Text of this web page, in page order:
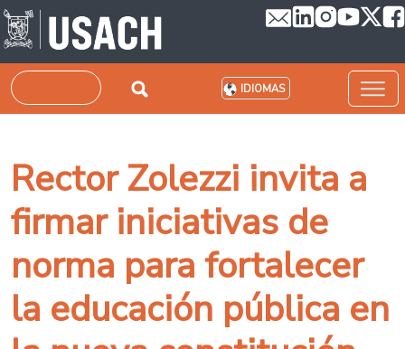
Pasar al contenido principal
Buscar IDIOMAS
Rector Zolezzi invita a
firmar iniciativas de
norma para fortalecer
la educación pública en